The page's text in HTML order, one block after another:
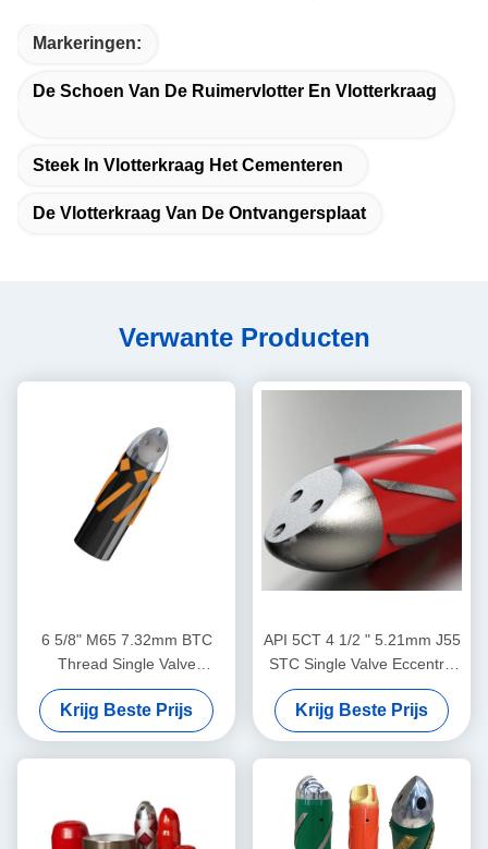
Markeringen:
De Schoen Van De Ruimervlotter En Vlotterkraag
Steek In Vlotterkraag Het Cementeren
De Vlotterkraag Van De Ontvangersplaat
Verwante Producten
6 5/8" M65 7.32mm BTC
Thread Single Valve
Eccentric Nose Float Shoe
Dedicated voor olieveld
cementing toepassingen
Krijg Beste Prijs
API 5CT 4 1/2 " 5.21mm J55
STC Single Valve Eccentric
Nose Aluminium Alloy Float
Shoe Ontworpen voor
gebruik in de olie-industrie
Krijg Beste Prijs